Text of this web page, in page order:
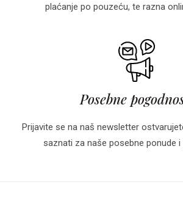
plaćanje po pouzeću, te razna
Posebne
Prijavite se na naš newsletter
saznati za naše posebne ponude